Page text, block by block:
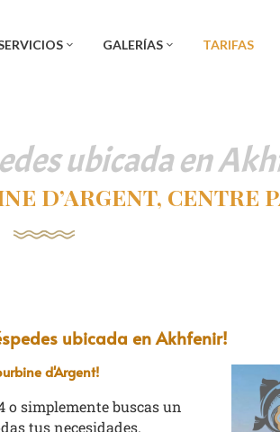
GALERÍAS TARIFAS
ubicada en
D’ARGENT, CENTRE
ubicada en Akhfenir!
d'Argent!
o simplemente buscas un
tus necesidades.